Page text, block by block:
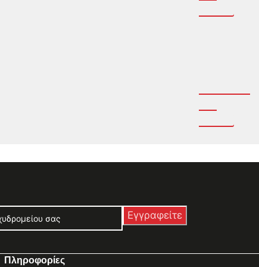
Πληροφορίες